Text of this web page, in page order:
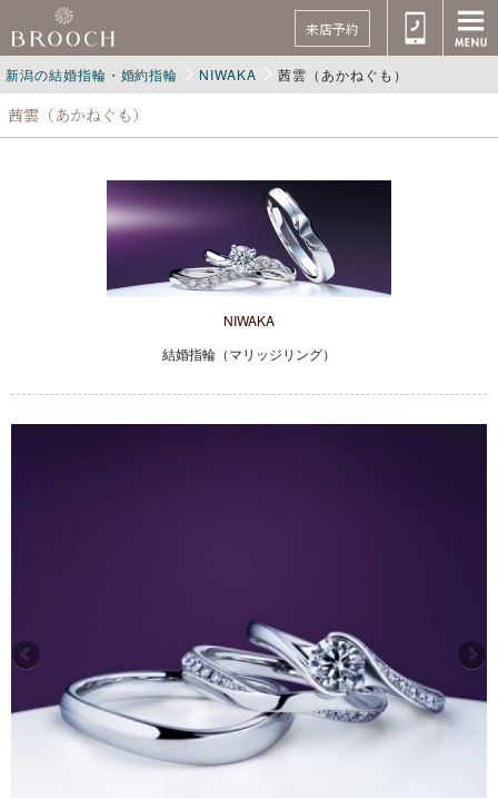
来店予約
新潟の結婚指輪・婚約指輪 NIWAKA 茜雲（あかねぐも）
茜雲（あかねぐも）
NIWAKA
結婚指輪（マリッジリング）